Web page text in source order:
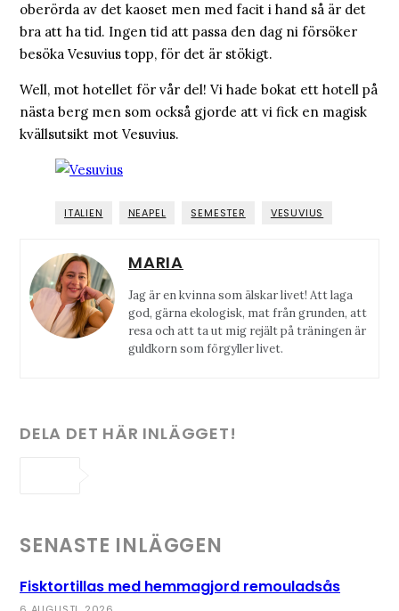
oberörda av det kaoset men med facit i hand så är det
bra att ha tid. Ingen tid att passa den dag ni försöker
besöka Vesuvius topp, för det är stökigt.
Well, mot hotellet för vår del! Vi hade bokat ett hotell på
nästa berg men som också gjorde att vi fick en magisk
kvällsutsikt mot Vesuvius.
ITALIEN NEAPEL SEMESTER VESUVIUS
MARIA
Jag är en kvinna som älskar livet! Att laga
god, gärna ekologisk, mat från grunden, att
resa och att ta ut mig rejält på träningen är
guldkorn som förgyller livet.
DELA DET HÄR INLÄGGET!
SENASTE INLÄGGEN
Fisktortillas med hemmagjord remouladsås